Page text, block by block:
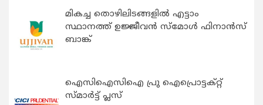
മികച്ച തൊഴിലിടങ്ങളിൽ എട്ടാം
സ്ഥാനത്ത് ഉജ്ജീവൻ സ്മോൾ ഫിനാൻസ്
ബാങ്ക്
ഐസിഐസിഐ പ്രു ഐപ്രൊട്ടക്റ്റ്
സ്മാർട്ട് പ്ലസ്